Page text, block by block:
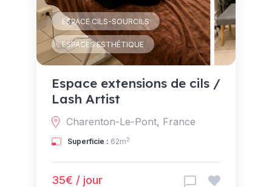
ESPACE CILS-SOURCILS
ESPACES ESTHÉTIQUE
Espace extensions de cils /
Lash Artist
Charenton-Le-Pont, France
Superficie : 62m2
35€ / jour